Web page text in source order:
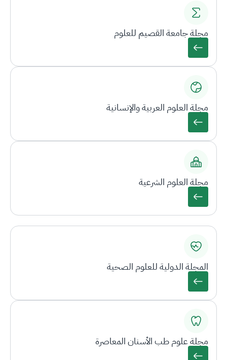
مجلة جامعة القصيم للعلوم
مجلة العلوم العربية والإنسانية
مجلة العلوم الشرعية
المجلة الدولية للعلوم الصحية
مجلة علوم طب الأسنان المعاصرة